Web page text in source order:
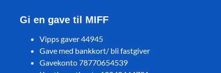
Gi en gave til MIFF
Vipps gaver 44945
Gave med bankkort/ bli fastgiver
Gavekonto 78770654539